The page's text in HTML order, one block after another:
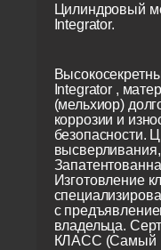
Цилиндровый
Integrator.
Integrator ,
(мельхиор)
коррозии и
безопасности.
Изготовление
с
владельца.
КЛАСС (Самый